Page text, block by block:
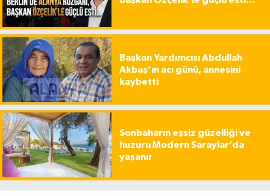
Başkan Yardımcısı Abdullah
Akbaş’ın acı günü, annesini
kaybetti
Sonbaharın eşsiz güzelliği ve
huzuru Modern Saraylar’da
yaşanır